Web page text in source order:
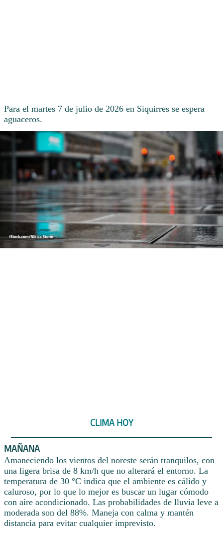
Para el martes 7 de julio de 2026 en Siquirres se espera
aguaceros.
CLIMA HOY
MAÑANA
Amaneciendo los vientos del noreste serán tranquilos, con
una ligera brisa de 8 km/h que no alterará el entorno. La
temperatura de 30 °C indica que el ambiente es cálido y
caluroso, por lo que lo mejor es buscar un lugar cómodo
con aire acondicionado. Las probabilidades de lluvia leve a
moderada son del 88%. Maneja con calma y mantén
distancia para evitar cualquier imprevisto.